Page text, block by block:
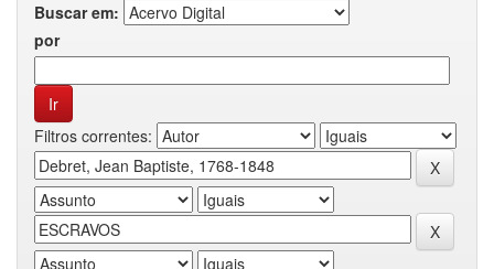
Buscar em:
por
Filtros correntes: